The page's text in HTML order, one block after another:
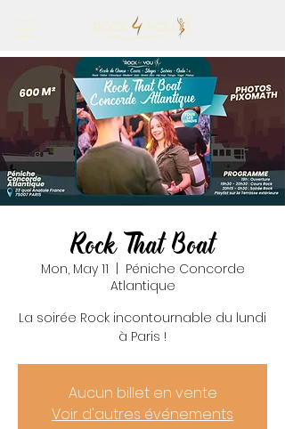
Rock That Boat
Mon, May 11
Péniche Concorde
Atlantique
La soirée Rock incontournable du lundi
à Paris !
Aucun billet en vente
Voir d'autres événements